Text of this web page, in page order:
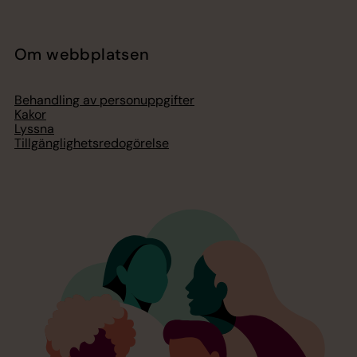
Om webbplatsen
Behandling av personuppgifter
Kakor
Lyssna
Tillgänglighetsredogörelse